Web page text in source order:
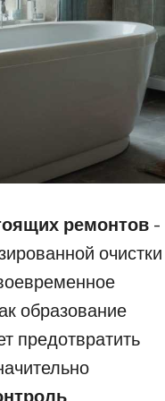
ремонтов -
очистки
образование
предотвратить